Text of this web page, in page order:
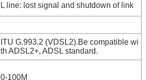
L line: lost signal and shutdown of link
ITU G.993.2 (VDSL2).Be compatible wi
th ADSL2+, ADSL standard.
0-100M